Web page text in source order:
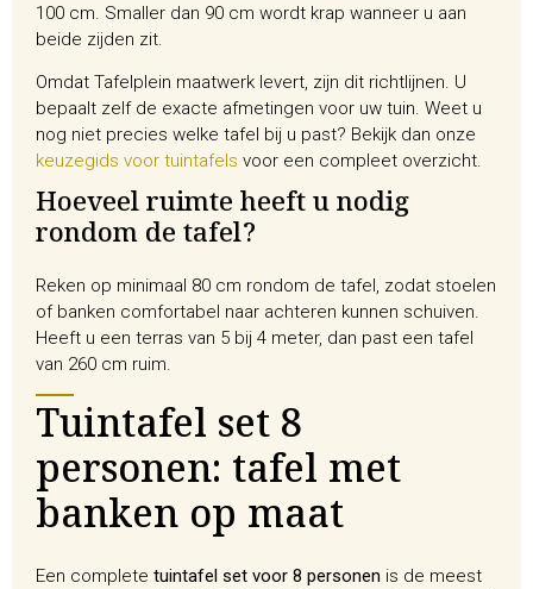
100 cm. Smaller dan 90 cm wordt krap wanneer u aan
beide zijden zit.
Omdat Tafelplein maatwerk levert, zijn dit richtlijnen. U
bepaalt zelf de exacte afmetingen voor uw tuin. Weet u
nog niet precies welke tafel bij u past? Bekijk dan onze
keuzegids voor tuintafels voor een compleet overzicht.
Hoeveel ruimte heeft u nodig
rondom de tafel?
Reken op minimaal 80 cm rondom de tafel, zodat stoelen
of banken comfortabel naar achteren kunnen schuiven.
Heeft u een terras van 5 bij 4 meter, dan past een tafel
van 260 cm ruim.
Tuintafel set 8
personen: tafel met
banken op maat
Een complete tuintafel set voor 8 personen is de meest